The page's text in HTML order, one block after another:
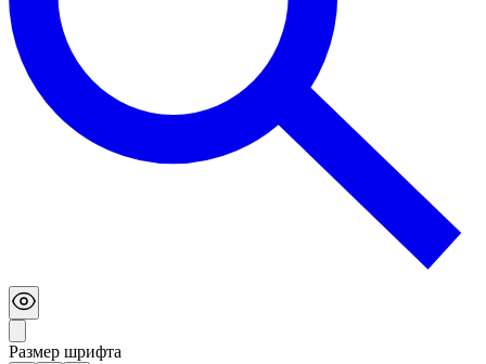
Размер шрифта